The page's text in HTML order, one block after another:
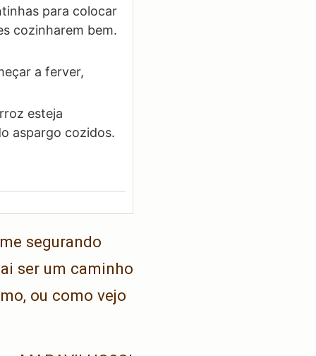
para colocar
cozinharem bem.
a ferver,
esteja
aspargo cozidos.
segurando
ser um caminho
ou como vejo